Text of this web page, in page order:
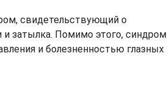
свидетельствующий о
и затылка. Помимо этого, синдром
и болезненностью глазных